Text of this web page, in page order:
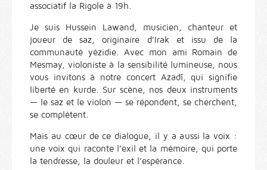
associatif la Rigole à 19h.
Je suis Hussein Lawand, musicien, chanteur et
joueur de saz, originaire d’Irak et issu de la
communauté yézidie. Avec mon ami Romain de
Mesmay, violoniste à la sensibilité lumineuse, nous
vous invitons à notre concert Azadî, qui signifie
liberté en kurde. Sur scène, nos deux instruments
— le saz et le violon — se répondent, se cherchent,
se complètent.
Mais au cœur de ce dialogue, il y a aussi la voix :
une voix qui raconte l’exil et la mémoire, qui porte
la tendresse, la douleur et l’espérance.